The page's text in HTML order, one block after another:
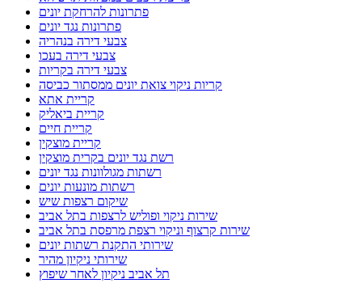
פתרונות להרחקת יונים
פתרונות נגד יונים
צבעי דירה בנהריה
צבעי דירה בעכו
צבעי דירה בקריות
קריות ניקוי צואת יונים ממסתור כביסה
קריית אתא
קריית ביאליק
קריית חיים
קריית מוצקין
רשת נגד יונים בקרית מוצקין
רשתות מגולוונות נגד יונים
רשתות מונעות יונים
שיקום רצפות שיש
שירות ניקוי ופוליש לרצפות בתל אביב
שירות קרצוף וניקוי רצפת מרפסת בתל אביב
שירותי התקנת רשתות יונים
שירותי ניקיון מהיר
תל אביב ניקיון לאחר שיפוץ